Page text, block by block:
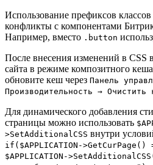
Использование префиксов
конфликты с компонентами
Например, вместо .button
После внесения изменений в CSS
сайта в режиме композитного
обновите кеш через Панель
Производительность → Очистить
Для динамического добавления
страницы можно использовать
>SetAdditionalCSS внутри
if($APPLICATION-
$APPLICATION-